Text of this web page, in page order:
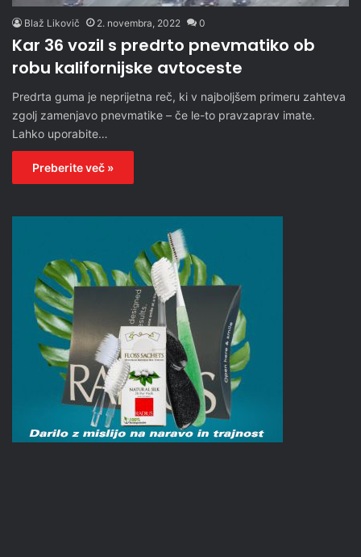
Blaž Likovič 2. novembra, 2022 0
Kar 36 vozil s predrto pnevmatiko ob
robu kalifornijske avtoceste
Predrta guma je neprijetna reč, ki v najboljšem primeru zahteva
zgolj zamenjavo pnevmatike – če le-to pravzaprav imate.
Lahko uporabite…
Preberite več »